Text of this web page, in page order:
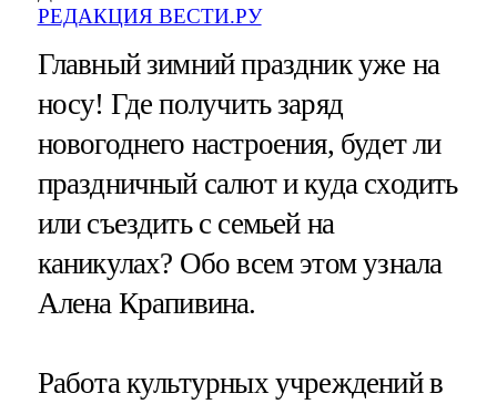
РЕДАКЦИЯ ВЕСТИ.РУ
Главный зимний праздник уже на
носу! Где получить заряд
новогоднего настроения, будет ли
праздничный салют и куда сходить
или съездить с семьей на
каникулах? Обо всем этом узнала
Алена Крапивина.
Работа культурных учреждений в